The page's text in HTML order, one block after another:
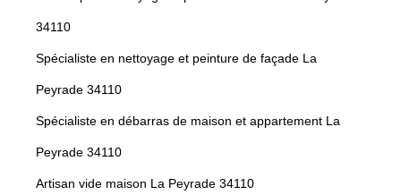
34110
Spécialiste en nettoyage et peinture de façade La
Peyrade 34110
Spécialiste en débarras de maison et appartement La
Peyrade 34110
Artisan vide maison La Peyrade 34110